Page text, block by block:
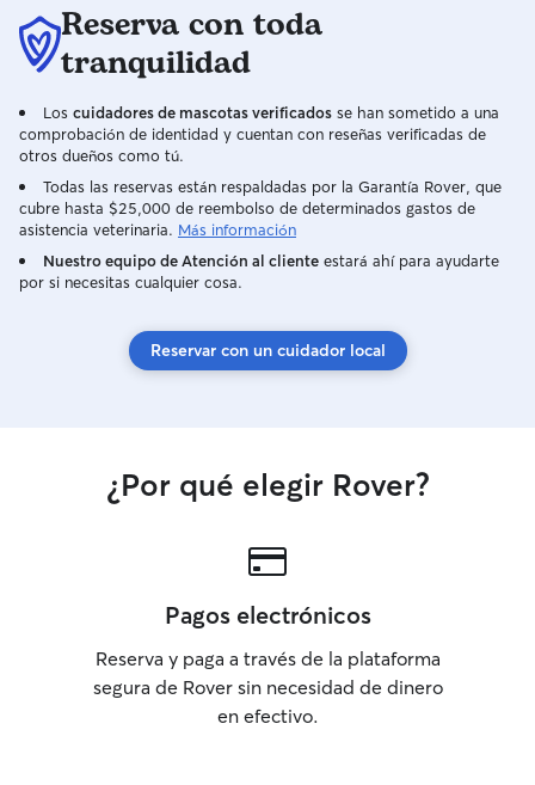
Reserva con toda
tranquilidad
Los cuidadores de mascotas verificados se han sometido a una
comprobación de identidad y cuentan con reseñas verificadas de
otros dueños como tú.
Todas las reservas están respaldadas por la Garantía Rover, que
cubre hasta $25,000 de reembolso de determinados gastos de
asistencia veterinaria. Más información
Nuestro equipo de Atención al cliente estará ahí para ayudarte
por si necesitas cualquier cosa.
Reservar con un cuidador local
¿Por qué elegir Rover?
Pagos electrónicos
Reserva y paga a través de la plataforma
segura de Rover sin necesidad de dinero
en efectivo.